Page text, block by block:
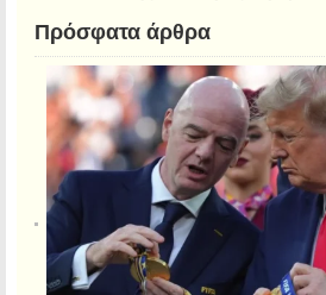
Πρόσφατα άρθρα